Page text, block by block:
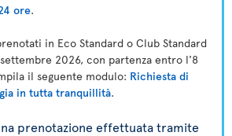
ore.
in Eco Standard o Club Standard
2026, con partenza entro l'8
il seguente modulo: Richiesta di
in tutta tranquillità.
prenotazione effettuata tramite